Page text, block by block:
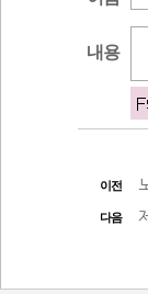
이전
다음